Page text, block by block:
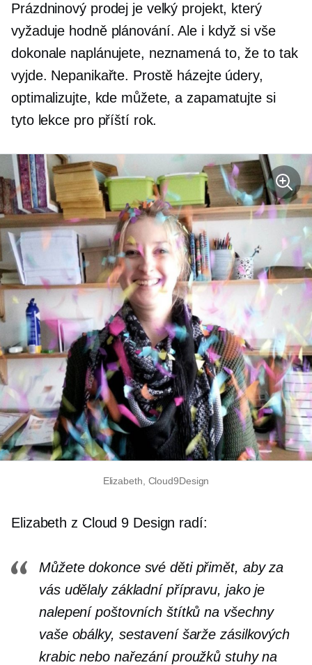
Prázdninový prodej je velký projekt, který
vyžaduje hodně plánování. Ale i když si vše
dokonale naplánujete, neznamená to, že to tak
vyjde. Nepanikařte. Prostě házejte údery,
optimalizujte, kde můžete, a zapamatujte si
tyto lekce pro příští rok.
Elizabeth, Cloud9Design
Elizabeth z Cloud 9 Design radí:
Můžete dokonce své děti přimět, aby za
vás udělaly základní přípravu, jako je
nalepení poštovních štítků na všechny
vaše obálky, sestavení šarže zásilkových
krabic nebo nařezání proužků stuhy na